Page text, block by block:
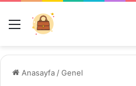
Menü
Anasayfa /Genel